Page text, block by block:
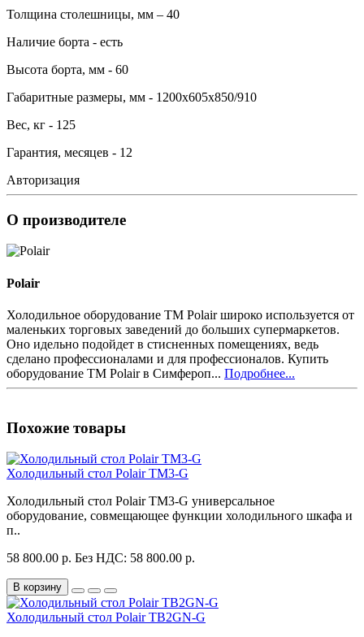
Толщина столешницы, мм – 40
Наличие борта - есть
Высота борта, мм - 60
Габаритные размеры, мм - 1200х605х850/910
Вес, кг - 125
Гарантия, месяцев - 12
Авторизация
О производителе
Polair
Холодильное оборудование ТМ Polair широко используется от
маленьких торговых заведений до больших супермаркетов.
Оно идельно подойдет в стисненных помещениях, ведь
сделано профессионалами и для профессионалов. Купить
оборудование ТМ Polair в Симфероп... Подробнее...
Похожие товары
Холодильный стол Polair TM3-G
Холодильный стол Polair TM3-G универсальное
оборудование, совмещающее функции холодильного шкафа и
п..
58 800.00 р. Без НДС: 58 800.00 р.
В корзину
Холодильный стол Polair TB2GN-G